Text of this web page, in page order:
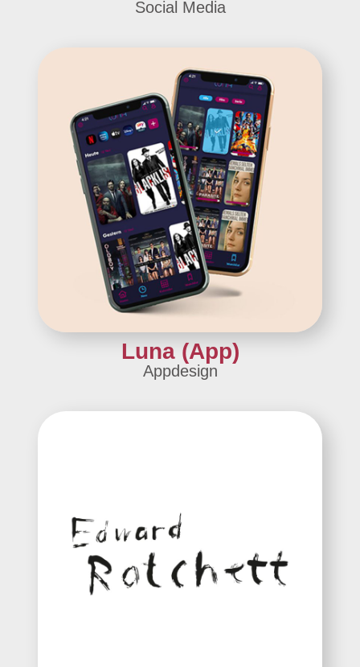
Social Media
Luna (App)
Appdesign